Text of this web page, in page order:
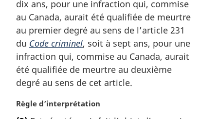
e
:
dix ans, pour une infraction qui, commise
au Canada, aurait été qualifiée de meurtre
au premier degré au sens de l’article 231
du Code criminel, soit à sept ans, pour une
infraction qui, commise au Canada, aurait
été qualifiée de meurtre au deuxième
degré au sens de cet article.
N
Règle d’interprétation